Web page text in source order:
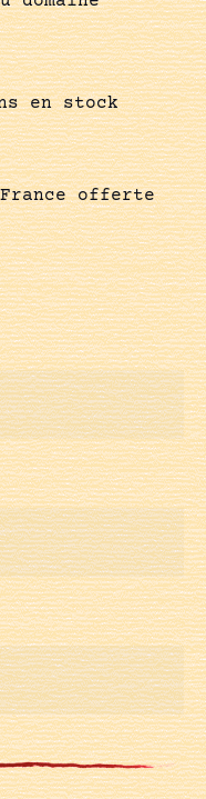
en stock
offerte